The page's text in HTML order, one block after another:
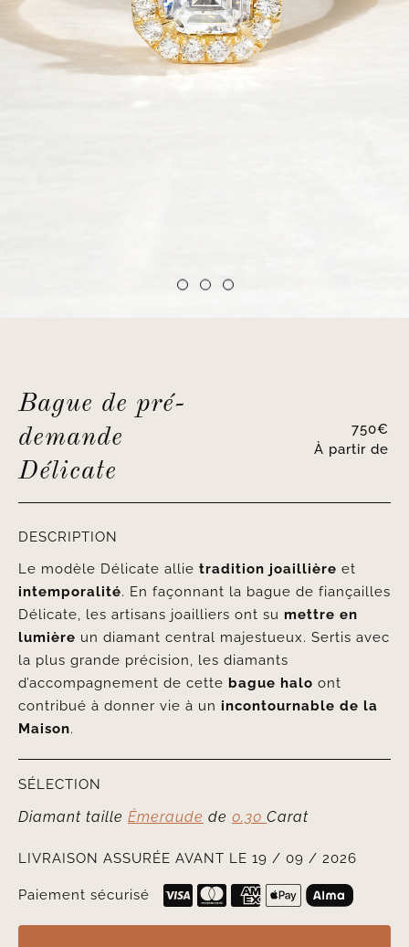
Bague de pré-
demande
Délicate
À partir de
750€
DESCRIPTION
Le modèle Délicate allie tradition joaillière et
intemporalité. En façonnant la bague de fiançailles
Délicate, les artisans joailliers ont su mettre en
lumière un diamant central majestueux. Sertis avec
la plus grande précision, les diamants
d’accompagnement de cette bague halo ont
contribué à donner vie à un incontournable de la
Maison.
SÉLECTION
Diamant taille Émeraude de 0.30 Carat
LIVRAISON ASSURÉE AVANT LE 19 / 09 / 2026
Paiement sécurisé